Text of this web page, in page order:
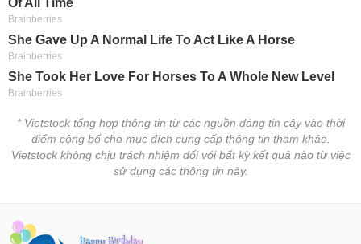
* Vietstock tổng hợp thông tin từ các nguồn đáng tin cậy vào thời
điểm công bố cho mục đích cung cấp thông tin tham khảo.
Vietstock không chịu trách nhiệm đối với bất kỳ kết quả nào từ việc
sử dụng các thông tin này.